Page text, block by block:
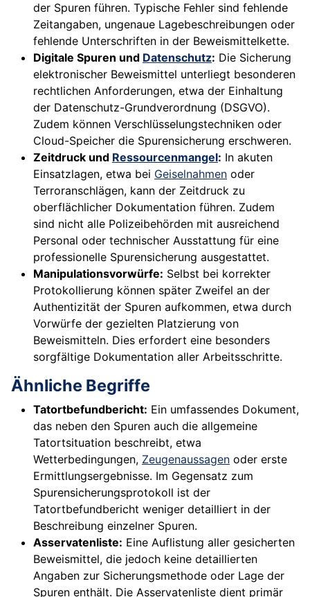
der Spuren führen. Typische Fehler sind fehlende
Zeitangaben, ungenaue Lagebeschreibungen oder
fehlende Unterschriften in der Beweismittelkette.
Digitale Spuren und Datenschutz: Die Sicherung
elektronischer Beweismittel unterliegt besonderen
rechtlichen Anforderungen, etwa der Einhaltung
der Datenschutz-Grundverordnung (DSGVO).
Zudem können Verschlüsselungstechniken oder
Cloud-Speicher die Spurensicherung erschweren.
Zeitdruck und Ressourcenmangel: In akuten
Einsatzlagen, etwa bei Geiselnahmen oder
Terroranschlägen, kann der Zeitdruck zu
oberflächlicher Dokumentation führen. Zudem
sind nicht alle Polizeibehörden mit ausreichend
Personal oder technischer Ausstattung für eine
professionelle Spurensicherung ausgestattet.
Manipulationsvorwürfe: Selbst bei korrekter
Protokollierung können später Zweifel an der
Authentizität der Spuren aufkommen, etwa durch
Vorwürfe der gezielten Platzierung von
Beweismitteln. Dies erfordert eine besonders
sorgfältige Dokumentation aller Arbeitsschritte.
Ähnliche Begriffe
Tatortbefundbericht: Ein umfassendes Dokument,
das neben den Spuren auch die allgemeine
Tatortsituation beschreibt, etwa
Wetterbedingungen, Zeugenaussagen oder erste
Ermittlungsergebnisse. Im Gegensatz zum
Spurensicherungsprotokoll ist der
Tatortbefundbericht weniger detailliert in der
Beschreibung einzelner Spuren.
Asservatenliste: Eine Auflistung aller gesicherten
Beweismittel, die jedoch keine detaillierten
Angaben zur Sicherungsmethode oder Lage der
Spuren enthält. Die Asservatenliste dient primär